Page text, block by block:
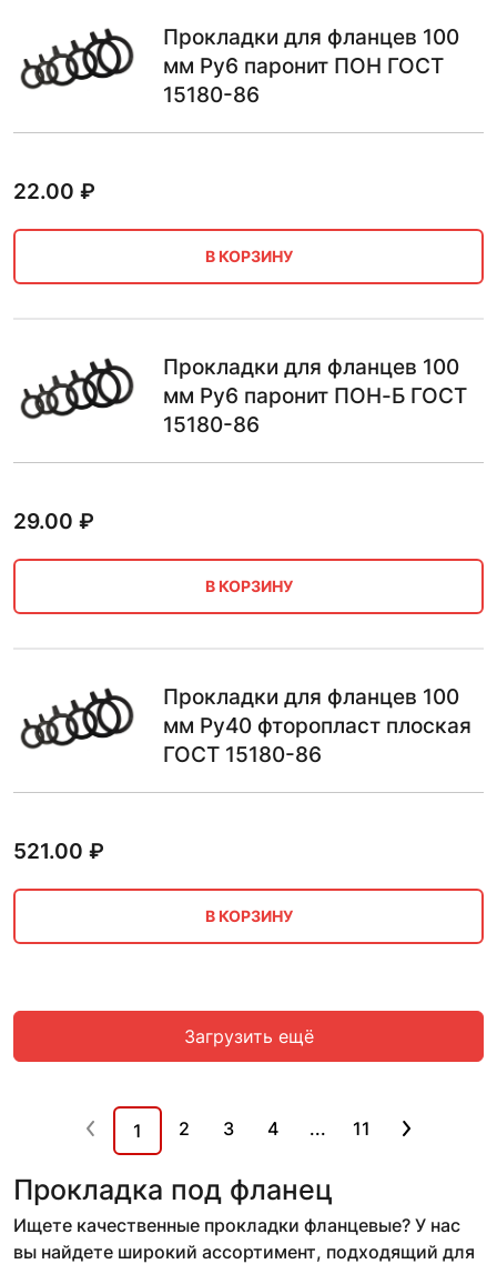
Прокладки для фланцев 100
мм Ру6 паронит ПОН ГОСТ
15180-86
22.00 ₽
В КОРЗИНУ
Прокладки для фланцев 100
мм Ру6 паронит ПОН-Б ГОСТ
15180-86
29.00 ₽
В КОРЗИНУ
Прокладки для фланцев 100
мм Ру40 фторопласт плоская
ГОСТ 15180-86
521.00 ₽
В КОРЗИНУ
Загрузить ещё
1 2 3 4 ... 11
Прокладка под фланец
Ищете качественные прокладки фланцевые? У нас
вы найдете широкий ассортимент, подходящий для